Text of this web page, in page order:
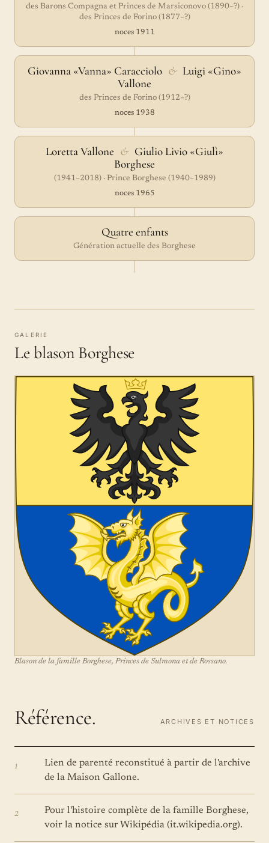
des Barons Compagna et Princes de Marsiconovo (1890–?) ·
des Princes de Forino (1877–?)
noces 1911
Giovanna «Vanna» Caracciolo & Luigi «Gino»
Vallone
des Princes de Forino (1912–?)
noces 1938
Loretta Vallone & Giulio Livio «Giulì»
Borghese
(1941–2018) · Prince Borghese (1940–1989)
noces 1965
Quatre enfants
Génération actuelle des Borghese
GALERIE
Le blason Borghese
Blason de la famille Borghese, Princes de Sulmona et de Rossano.
Référence. ARCHIVES ET NOTICES
1
Lien de parenté reconstitué à partir de l'archive
de la Maison Gallone.
2
Pour l'histoire complète de la famille Borghese,
voir la notice sur Wikipédia (it.wikipedia.org).